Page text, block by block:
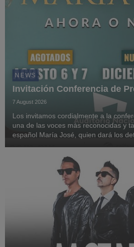
NEWS
Invitación Conferencia de
7 August 2026
Los invitamos cordialmente a la
una de las voces más reconocidas y
español María José, quien dará los